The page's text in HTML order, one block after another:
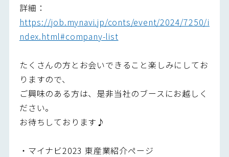
詳細：
https://job.mynavi.jp/conts/event/2024/7250/i
ndex.html#company-list
たくさんの方とお会いできること楽しみにしてお
りますので、
ご興味のある方は、是非当社のブースにお越しく
ださい。
お待ちしております♪
・マイナビ2023 東産業紹介ページ